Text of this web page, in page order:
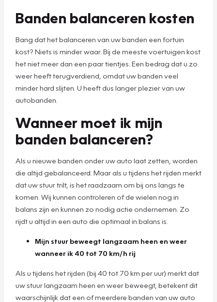
Banden balanceren kosten
Bang dat het balanceren van uw banden een fortuin
kost? Niets is minder waar. Bij de meeste voertuigen kost
het niet meer dan een paar tientjes. Een bedrag dat u zo
weer heeft terugverdiend, omdat uw banden veel
minder hard slijten. U heeft dus langer plezier van uw
autobanden.
Wanneer moet ik mijn
banden balanceren?
Als u nieuwe banden onder uw auto laat zetten, worden
die altijd gebalanceerd. Maar als u tijdens het rijden merkt
dat uw stuur trilt, is het raadzaam om bij ons langs te
komen. Wij kunnen controleren of de wielen nog in
balans zijn en kunnen zo nodig actie ondernemen. Zo
rijdt u altijd in een auto die optimaal in balans is.
Mijn stuur beweegt langzaam heen en weer
wanneer ik 40 tot 70 km/h rij
Als u tijdens het rijden (bij 40 tot 70 km per uur) merkt dat
uw stuur langzaam heen en weer beweegt, betekent dit
waarschijnlijk dat een of meerdere banden van uw auto